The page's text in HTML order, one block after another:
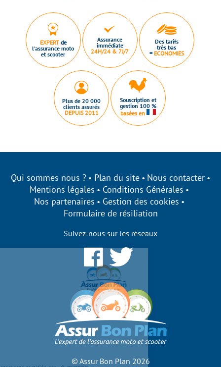
Assurbonplan s'engage à être
transparent sur ses cookies !
Nous utilisons des cookies qui nous
permettent d’établir des statistiques,
d’améliorer nos performances et de personnaliser votre
expérience utilisateur.
Acceptez-vous de bénéficier des fonctionnalités de notre site
Pour modifier vos préférences par la suite, cliquez sur le lien
EXPERTde
l’assurance moto
et scooter
Assurance
immédiate
24H/24 & 7J/7
Des tarifs
très bas
= ECONOMIES
Plus de 20 000
clients assurés
DEPUIS 2011
Souscription et
gestion 100 %
basées en
Qui sommes nous ? Plan du site
Nous contacter
Mentions légales
Conditions Générales
Nos partenaires
Gestion des cookies
Formulaire de résiliation
Suivez-nous sur les réseaux
© Assur Bon Plan 2026